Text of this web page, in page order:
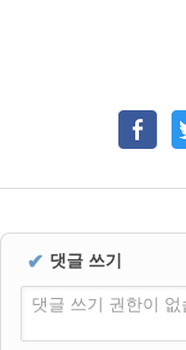
✔ 댓글 쓰기
댓글 쓰기 권한이